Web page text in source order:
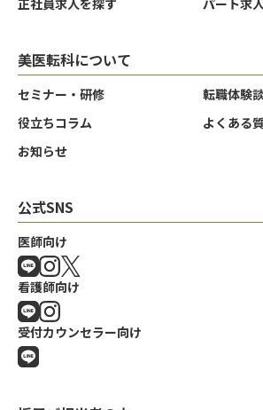
正社員求人を探す パート求
美医転科について
セミナー・研修
転職体験
役立ちコラム
よくある
お知らせ
公式SNS
医師向け
看護師向け
受付カウンセラー向け